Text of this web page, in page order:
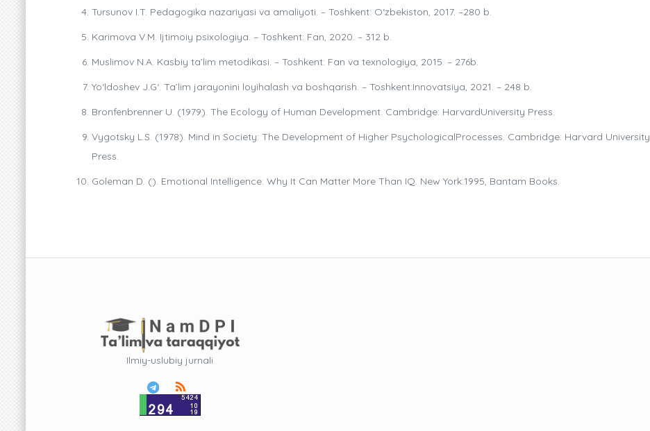
Tursunov I.T. Pedagogika nazariyasi va amaliyoti. – Toshkent: O‘zbekiston, 2017. –280 b.
Karimova V.M. Ijtimoiy psixologiya. – Toshkent: Fan, 2020. – 312 b.
Muslimov N.A. Kasbiy ta’lim metodikasi. – Toshkent: Fan va texnologiya, 2015. – 276b.
Yo‘ldoshev J.G‘. Ta’lim jarayonini loyihalash va boshqarish. – Toshkent:Innovatsiya, 2021. – 248 b.
Bronfenbrenner U. (1979). The Ecology of Human Development. Cambridge: HarvardUniversity Press.
Vygotsky L.S. (1978). Mind in Society: The Development of Higher PsychologicalProcesses. Cambridge: Harvard University
Press.
Goleman D. (). Emotional Intelligence: Why It Can Matter More Than IQ. New York:1995, Bantam Books.
Ilmiy-uslubiy jurnali